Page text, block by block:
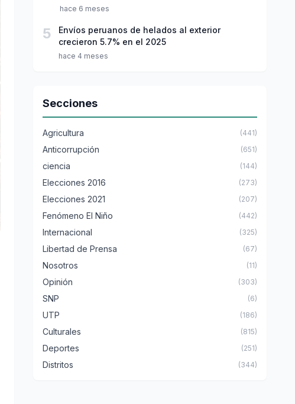
hace 6 meses
5
Envíos peruanos de helados al exterior
crecieron 5.7% en el 2025
hace 4 meses
Secciones
Agricultura (441)
Anticorrupción (651)
ciencia (144)
Elecciones 2016 (273)
Elecciones 2021 (207)
Fenómeno El Niño (442)
Internacional (325)
Libertad de Prensa (67)
Nosotros (11)
Opinión (303)
SNP (6)
UTP (186)
Culturales (815)
Deportes (251)
Distritos (344)